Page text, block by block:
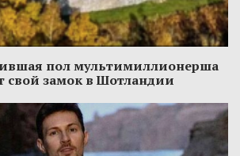
пол мультимиллионерша
свой замок в Шотландии